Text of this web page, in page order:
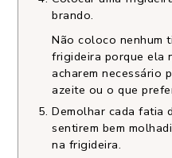
brando.
Não coloco nenhum
frigideira porque ela
acharem necessário
azeite ou o que
Demolhar cada fatia
sentirem bem
na frigideira.